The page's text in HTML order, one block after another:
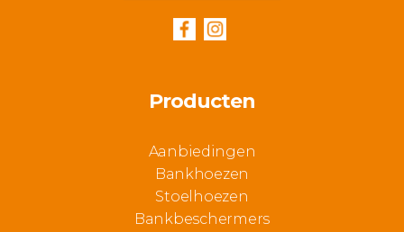
Producten
Aanbiedingen
Bankhoezen
Stoelhoezen
Bankbeschermers